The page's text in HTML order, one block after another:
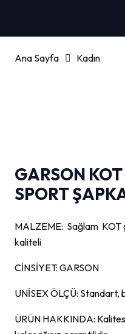
Ana Sayfa Kadın
GARSON
SPORT
MALZEME: Sağlam KOT
kaliteli
CİNSİYET: GARSON
UNİSEX ÖLÇÜ: Standart,
ÜRÜN HAKKINDA: